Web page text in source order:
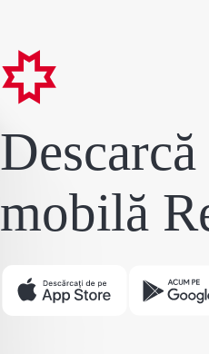
mobilă